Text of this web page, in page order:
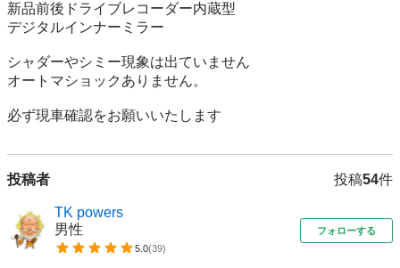
新品前後ドライブレコーダー内蔵型
デジタルインナーミラー
シャダーやシミー現象は出ていません
オートマショックありません。
投稿者 投稿54件
TK powers
男性
5.0(39)
フォローする